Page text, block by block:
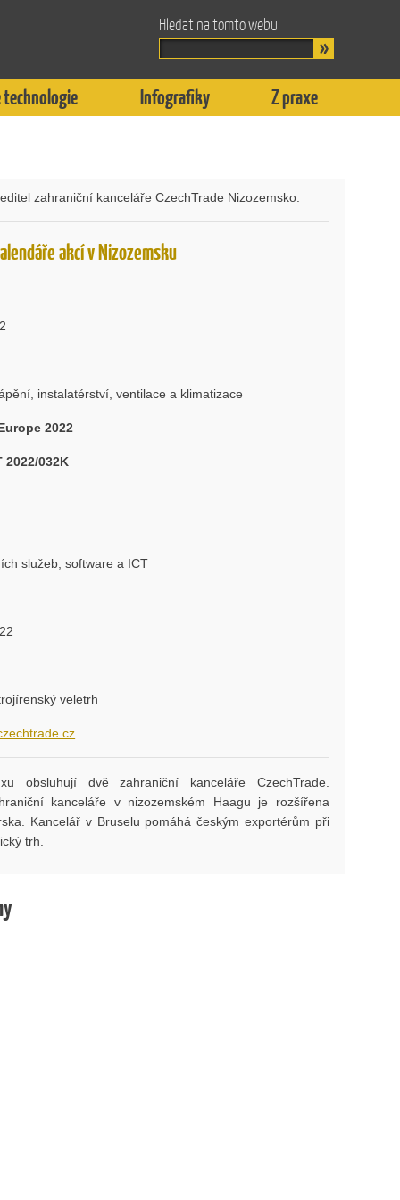
Hledat na tomto webu
technologie Infografiky Z praxe
zahraniční kanceláře CzechTrade Nizozemsko.
akcí v Nizozemsku
instalatérství, ventilace a klimatizace
2022
2022/032K
služeb, software a ICT
veletrh
obsluhují dvě zahraniční kanceláře CzechTrade.
kanceláře v nizozemském Haagu je rozšířena
Kancelář v Bruselu pomáhá českým exportérům při
trh.